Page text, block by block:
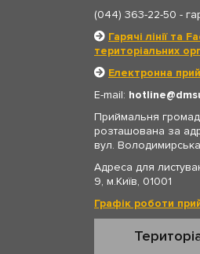
(044) 363-22-50 -
Гарячі лінії та
територіальних
Електронна
E-mail: hotline
Приймальня
розташована за
вул.
Адреса для
9, м.Київ, 01001
Графік роботи